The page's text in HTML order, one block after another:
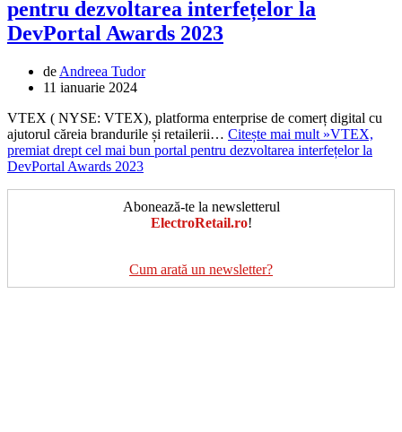
pentru dezvoltarea interfețelor la
DevPortal Awards 2023
de Andreea Tudor
11 ianuarie 2024
VTEX ( NYSE: VTEX), platforma enterprise de comerț digital cu
ajutorul căreia brandurile și retailerii… Citește mai mult »VTEX,
premiat drept cel mai bun portal pentru dezvoltarea interfețelor la
DevPortal Awards 2023
Abonează-te la newsletterul
ElectroRetail.ro!
Cum arată un newsletter?